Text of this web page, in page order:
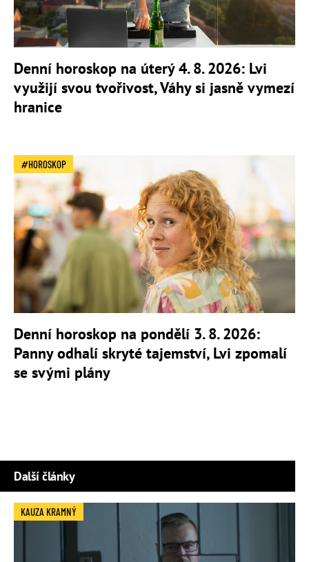
Denní horoskop na úterý 4. 8. 2026: Lvi
využijí svou tvořivost, Váhy si jasně vymezí
hranice
HOROSKOP
Denní horoskop na pondělí 3. 8. 2026:
Panny odhalí skryté tajemství, Lvi zpomalí
se svými plány
Další články
KAUZA KRAMNÝ